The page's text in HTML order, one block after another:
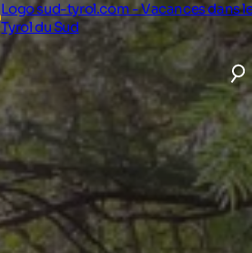
Logo sud-tyrol.com - Vacances dans
Tyrol du Sud